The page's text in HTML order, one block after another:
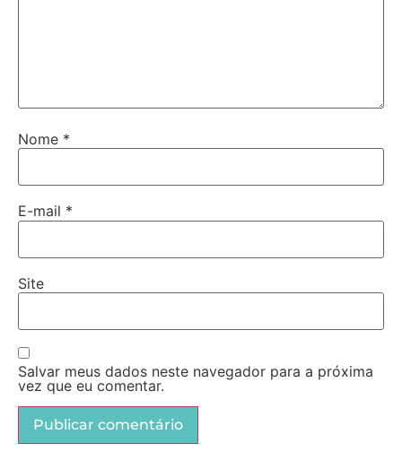
Nome *
E-mail *
Site
Salvar meus dados neste navegador para a próxima
vez que eu comentar.